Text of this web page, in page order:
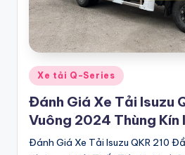
G
iá
R
ẻ
C
h
bán
tải
D-
Max
chính
hãng,
Xe
Du
Posted
in
Xe tải Q-Series
Đánh Giá Xe Tải Isuzu
Vuông 2024 Thùng Kín
Đánh Giá Xe Tải Isuzu QKR 210